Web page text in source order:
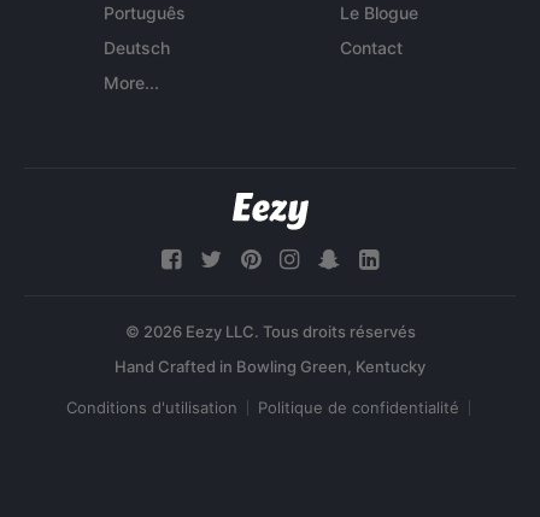
Português
Deutsch
More...
Le Blogue
Contact
© 2026 Eezy LLC. Tous droits réservés
Conditions d'utilisation Politique de confidentialité